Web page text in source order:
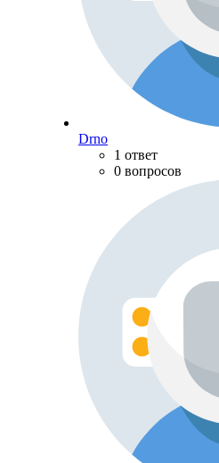
Drno
1 ответ
0 вопросов